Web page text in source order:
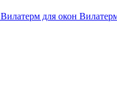
Вилатерм для окон